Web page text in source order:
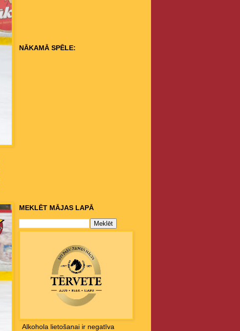
NĀKAMĀ SPĒLE:
MEKLĒT MĀJAS LAPĀ
Alkohola lietošanai ir negatīva